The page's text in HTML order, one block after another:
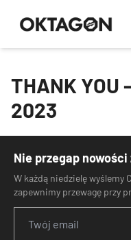
THANK YOU
2023
Nie przegap nowości
W każdą niedzielę
zapewnimy przewagę przy